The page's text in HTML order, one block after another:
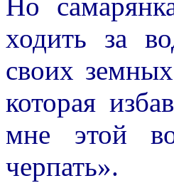
ходить за
своих
которая
мне этой
черпать».